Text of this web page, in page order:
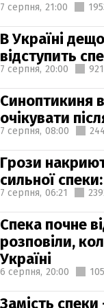
7 серпня, 21:00
В Україні
відступить
7 серпня, 20:00
Синоптикиня
очікувати
7 серпня, 08:00
Грози
сильної
7 серпня, 06:21
Спека почне
розповіли,
Україні
6 серпня, 20:00
Замість спеки